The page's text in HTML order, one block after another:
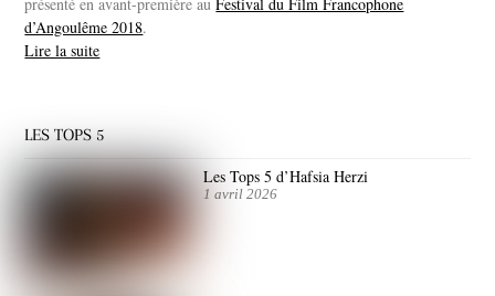
d’Angoulême 2018.
Lire la suite
LES TOPS 5
Les Tops 5 d’Hafsia Herzi
1 avril 2026